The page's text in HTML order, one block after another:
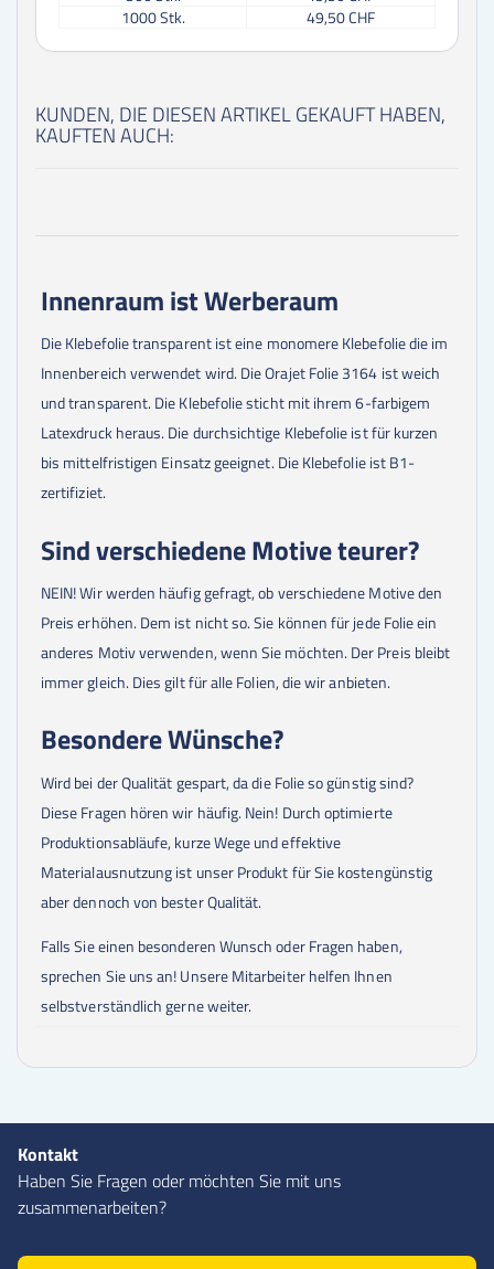
1000Stk. 49,50 CHF
KUNDEN, DIE DIESEN ARTIKEL GEKAUFT HABEN,
KAUFTEN AUCH:
Innenraum ist Werberaum
Die Klebefolie transparent ist eine monomere Klebefolie die im
Innenbereich verwendet wird. Die Orajet Folie 3164 ist weich
und transparent. Die Klebefolie sticht mit ihrem 6-farbigem
Latexdruck heraus. Die durchsichtige Klebefolie ist für kurzen
bis mittelfristigen Einsatz geeignet. Die Klebefolie ist B1-
zertifiziet.
Sind verschiedene Motive teurer?
NEIN! Wir werden häufig gefragt, ob verschiedene Motive den
Preis erhöhen. Dem ist nicht so. Sie können für jede Folie ein
anderes Motiv verwenden, wenn Sie möchten. Der Preis bleibt
immer gleich. Dies gilt für alle Folien, die wir anbieten.
Besondere Wünsche?
Wird bei der Qualität gespart, da die Folie so günstig sind?
Diese Fragen hören wir häufig. Nein! Durch optimierte
Produktionsabläufe, kurze Wege und effektive
Materialausnutzung ist unser Produkt für Sie kostengünstig
aber dennoch von bester Qualität.
Falls Sie einen besonderen Wunsch oder Fragen haben,
sprechen Sie uns an! Unsere Mitarbeiter helfen Ihnen
selbstverständlich gerne weiter.
Kontakt
Haben Sie Fragen oder möchten Sie mit uns
zusammenarbeiten?